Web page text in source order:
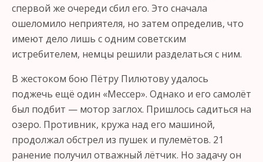
спервой же очереди сбил его. Это сначала
ошеломило неприятеля, но затем определив, что
имеют дело лишь с одним советским
истребителем, немцы решили разделаться с ним.
В жестоком бою Пётру Пилютову удалось
поджечь ещё один «Мессер». Однако и его самолёт
был подбит — мотор заглох. Пришлось садиться на
озеро. Противник, кружа над его машиной,
продолжал обстрел из пушек и пулемётов. 21
ранение получил отважный лётчик. Но задачу он